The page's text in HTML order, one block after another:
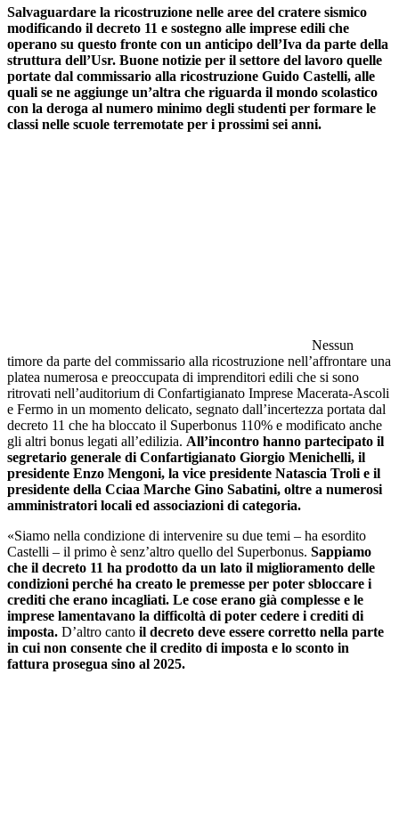
Salvaguardare la ricostruzione nelle aree del cratere sismico
modificando il decreto 11 e sostegno alle imprese edili che
operano su questo fronte con un anticipo dell’Iva da parte della
struttura dell’Usr. Buone notizie per il settore del lavoro quelle
portate dal commissario alla ricostruzione Guido Castelli, alle
quali se ne aggiunge un’altra che riguarda il mondo scolastico
con la deroga al numero minimo degli studenti per formare le
classi nelle scuole terremotate per i prossimi sei anni.
Nessun
timore da parte del commissario alla ricostruzione nell’affrontare una
platea numerosa e preoccupata di imprenditori edili che si sono
ritrovati nell’auditorium di Confartigianato Imprese Macerata-Ascoli
e Fermo in un momento delicato, segnato dall’incertezza portata dal
decreto 11 che ha bloccato il Superbonus 110% e modificato anche
gli altri bonus legati all’edilizia. All’incontro hanno partecipato il
segretario generale di Confartigianato Giorgio Menichelli, il
presidente Enzo Mengoni, la vice presidente Natascia Troli e il
presidente della Cciaa Marche Gino Sabatini, oltre a numerosi
amministratori locali ed associazioni di categoria.
«Siamo nella condizione di intervenire su due temi – ha esordito
Castelli – il primo è senz’altro quello del Superbonus. Sappiamo
che il decreto 11 ha prodotto da un lato il miglioramento delle
condizioni perché ha creato le premesse per poter sbloccare i
crediti che erano incagliati. Le cose erano già complesse e le
imprese lamentavano la difficoltà di poter cedere i crediti di
imposta. D’altro canto il decreto deve essere corretto nella parte
in cui non consente che il credito di imposta e lo sconto in
fattura prosegua sino al 2025.